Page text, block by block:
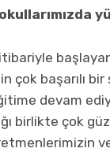
çok başarılı
devam
birlikte çok
ve